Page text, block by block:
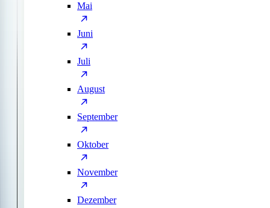
Mai
Juni
Juli
August
September
Oktober
November
Dezember